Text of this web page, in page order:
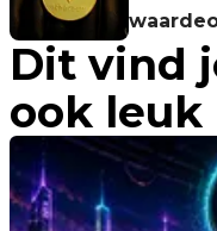
Dit vind
ook leuk